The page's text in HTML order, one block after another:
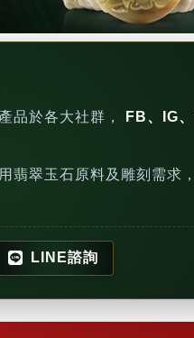
品於各大社群， FB、IG
翠玉石原料及雕刻需求
LINE諮詢